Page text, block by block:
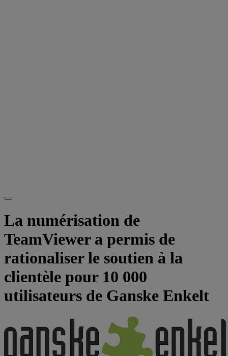
La numérisation de
TeamViewer a permis de
rationaliser le soutien à la
clientèle pour 10 000
utilisateurs de Ganske Enkelt